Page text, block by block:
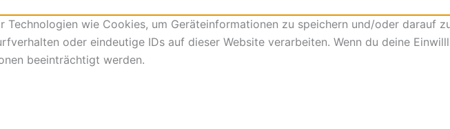
wie Cookies, um Geräteinformationen zu speichern und/oder darauf
oder eindeutige IDs auf dieser Website verarbeiten. Wenn du deine
beeinträchtigt werden.